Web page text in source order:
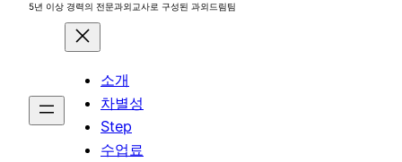
5년 이상 경력의 전문과외교사로 구성된 과외드림팀
소개
차별성
Step
수업료